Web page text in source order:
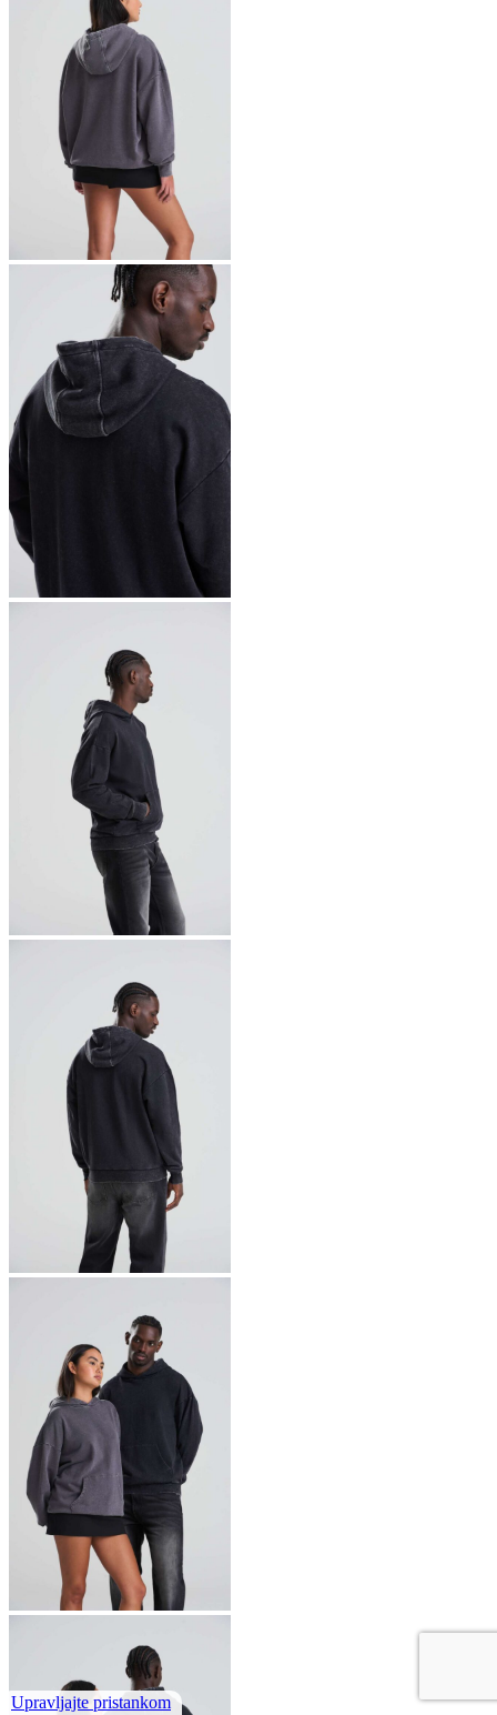
Upravljajte pristankom